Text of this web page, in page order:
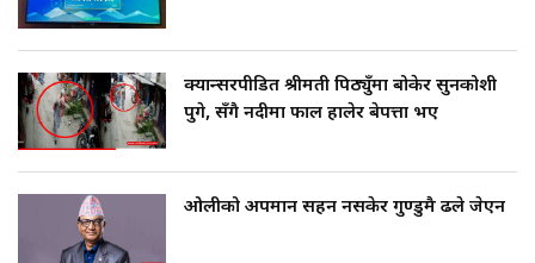
क्यान्सरपीडित श्रीमती पिठ्युँमा बोकेर सुनकोशी
पुगे, सँगै नदीमा फाल हालेर बेपत्ता भए
ओलीको अपमान सहन नसकेर गुण्डुमै ढले जेएन